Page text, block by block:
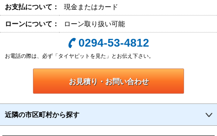
お支払について： 現金またはカード
ローンについて： ローン取り扱い可能
0294-53-4812
お電話の際は、必ず「タイヤピットを見た」とお伝え下さい。
お見積り・お問い合わせ
近隣の市区町村から探す